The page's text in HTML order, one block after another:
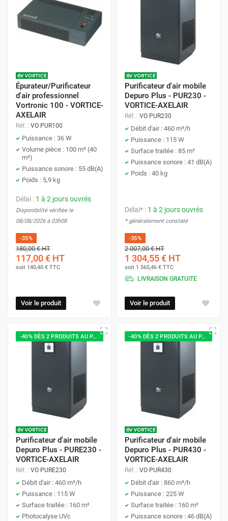
Épurateur/Purificateur
d'air professionnel
Vortronic 100 - VORTICE-
AXELAIR
Réf. : VO PUR100
Puissance : 36 W
Volume pièce : 100 m³ (40
m²)
Puissance sonore : 55 dB(A)
Poids : 5,9 kg
Délai : 1 à 2 jours ouvrés
Disponibilité vérifiée le
08/08/2026 à 03h08
-35%
180,00 €HT
117,00 € HT
soit 140,40 € TTC
Voir le produit
Purificateur d'air mobile
Depuro Plus - PUR230 -
VORTICE-AXELAIR
Réf. : VO PUR230
Débit d'air : 460 m³/h
Puissance : 115 W
Surface traitée : 85 m²
Puissance sonore : 41 dB(A)
Poids : 40 kg
Délai* : 1 à 2 jours ouvrés
* généralement constaté
-35%
2 007,00 €HT
1 304,55 € HT
soit 1 565,46 € TTC
LIVRAISON GRATUITE
Voir le produit
-40% DÈS 2 PRODUITS AU PANIER
Purificateur d'air mobile
Depuro Plus - PURE230 -
VORTICE-AXELAIR
Réf. : VO PURE230
Débit d'air : 460 m³/h
Puissance : 115 W
Surface traitée : 160 m²
Photocalyse UVc
-40% DÈS 2 PRODUITS AU PANIER
Purificateur d'air mobile
Depuro Plus - PUR430 -
VORTICE-AXELAIR
Réf. : VO PUR430
Débit d'air : 860 m³/h
Puissance : 225 W
Surface traitée : 160 m²
Puissance sonore : 46 dB(A)